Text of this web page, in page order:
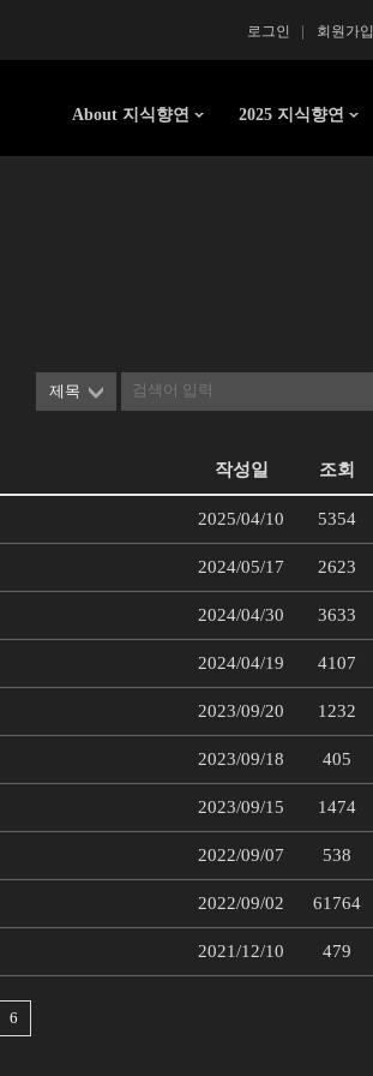
회원가입
로그인
About 지식향연 2025 지식향연
제목
작성일 조회
2025/04/10 5354
2024/05/17 2623
2024/04/30 3633
2024/04/19 4107
2023/09/20 1232
2023/09/18 405
2023/09/15 1474
2022/09/07 538
2022/09/02 61764
2021/12/10 479
6